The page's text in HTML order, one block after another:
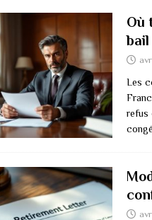
Où
bail
Les
refus